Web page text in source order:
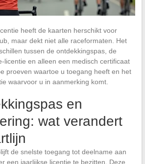
heeft de kaarten herschikt voor
maar dekt niet alle raceformaten. Het
tussen de ontdekkingspas, de
licentie en alleen een medisch certificaat
proeven waartoe u toegang heeft en het
waarvoor u in aanmerking komt.
en
wat verandert
de snelste toegang tot deelname aan
een jaarlijkse licentie te bezitten. Deze